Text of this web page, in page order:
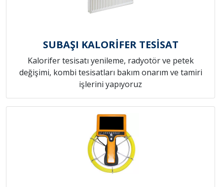
SUBAŞI KALORİFER TESİSAT
Kalorifer tesisatı yenileme, radyotör ve petek
değişimi, kombi tesisatları bakım onarım ve tamiri
işlerini yapıyoruz